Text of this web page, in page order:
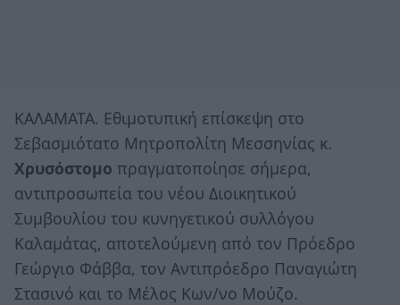
ΚΑΛΑΜΑΤΑ. Εθιμοτυπική επίσκεψη στο
Σεβασμιότατο Μητροπολίτη Μεσσηνίας κ.
Χρυσόστομο πραγματοποίησε σήμερα,
αντιπροσωπεία του νέου Διοικητικού
Συμβουλίου του κυνηγετικού συλλόγου
Καλαμάτας, αποτελούμενη από τον Πρόεδρο
Γεώργιο Φάββα, τον Αντιπρόεδρο Παναγιώτη
Στασινό και το Μέλος Κων/νο Μούζο.